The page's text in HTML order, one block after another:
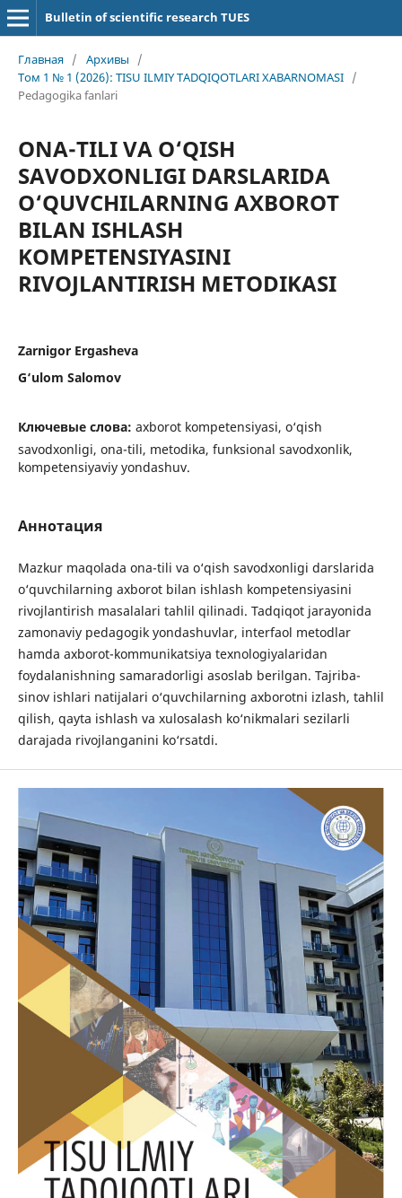
Bulletin of scientific research TUES
Главная / Архивы
/
Том 1 № 1 (2026): TISU ILMIY TADQIQOTLARI XABARNOMASI /
Pedagogika fanlari
ONA-TILI VA O‘QISH
SAVODXONLIGI DARSLARIDA
O‘QUVCHILARNING AXBOROT
BILAN ISHLASH
KOMPETENSIYASINI
RIVOJLANTIRISH METODIKASI
Zarnigor Ergasheva
G‘ulom Salomov
Ключевые слова: axborot kompetensiyasi, o‘qish
savodxonligi, ona-tili, metodika, funksional savodxonlik,
kompetensiyaviy yondashuv.
Аннотация
Mazkur maqolada ona-tili va o‘qish savodxonligi darslarida
o‘quvchilarning axborot bilan ishlash kompetensiyasini
rivojlantirish masalalari tahlil qilinadi. Tadqiqot jarayonida
zamonaviy pedagogik yondashuvlar, interfaol metodlar
hamda axborot-kommunikatsiya texnologiyalaridan
foydalanishning samaradorligi asoslab berilgan. Tajriba-
sinov ishlari natijalari o‘quvchilarning axborotni izlash, tahlil
qilish, qayta ishlash va xulosalash ko‘nikmalari sezilarli
darajada rivojlanganini ko‘rsatdi.